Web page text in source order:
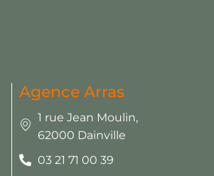
Agence Arras
1 rue Jean Moulin,
62000 Dainville
03 21 71 00 39